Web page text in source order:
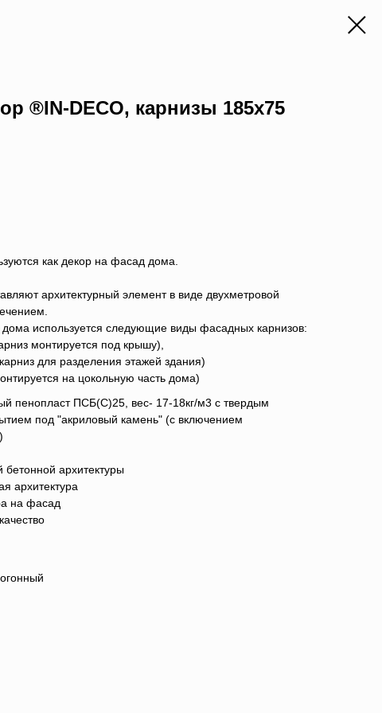
®IN-DECO, карнизы 185х75
как декор на фасад дома.
архитектурный элемент в виде двухметровой
используется следующие виды фасадных карнизов:
монтируется под крышу),
для разделения этажей здания)
на цокольную часть дома)
пенопласт ПСБ(C)25, вес- 17-18кг/м3 с твердым
под "акриловый камень" (с включением
архитектуры
архитектура
на фасад